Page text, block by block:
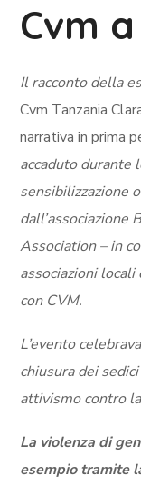
Cvm
Il racconto della
Cvm Tanzania
narrativa in prima
accaduto durante
sensibilizzazione
dall’associazione
Association – in
associazioni locali
con CVM.
L’evento
chiusura dei
attivismo contro
La violenza di
esempio tramite